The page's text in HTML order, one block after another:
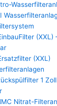
(XXL)
(XXL)
1
Nitrat-